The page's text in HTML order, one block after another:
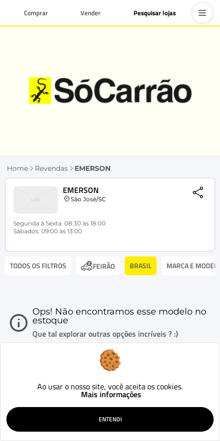
Comprar Vender Pesquisar lojas
Home Revendas EMERSON
EMERSON
São José/SC
Segunda à Sexta: 08:30 às 18:00
Sábados: 09:00 às 13:00
TODOS OS FILTROS FEIRÃO BRASIL MARCA E
Ops! Não encontramos esse modelo no
estoque
Que tal explorar outras opções incríveis ? :)
Ao usar o nosso site, você aceita os cookies.
Mais informações
ENTENDI